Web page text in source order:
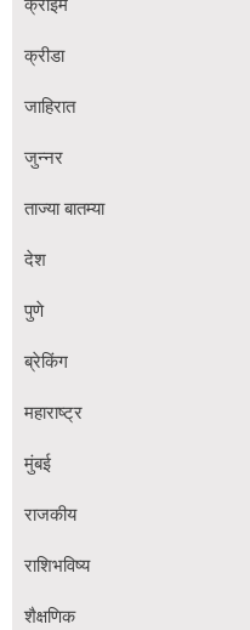
क्राईम
क्रीडा
जाहिरात
जुन्नर
ताज्या बातम्या
देश
पुणे
ब्रेकिंग
महाराष्ट्र
मुंबई
राजकीय
राशिभविष्य
शैक्षणिक